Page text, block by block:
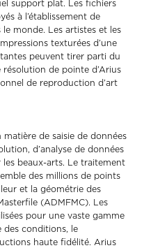
support plat. Les fichiers
à l’établissement de
monde. Les artistes et les
texturées d’une
peuvent tirer parti du
de pointe d’Arius
de reproduction d’art
de saisie de données
d’analyse de données
beaux-arts. Le traitement
des millions de points
et la géométrie des
(ADMFMC). Les
pour une vaste gamme
des conditions, le
haute fidélité. Arius